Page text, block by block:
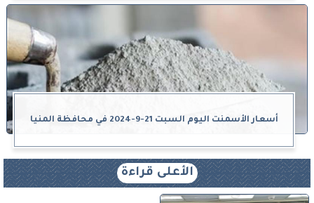
أسعار الأسمنت اليوم السبت 21-9-2024 في محافظة المنيا
الأعلى قراءة